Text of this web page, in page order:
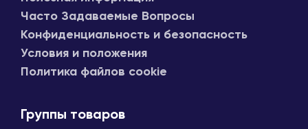
Часто Задаваемые Вопросы
Конфиденциальность и безопасность
Условия и положения
Политика файлов cookie
Группы товаров